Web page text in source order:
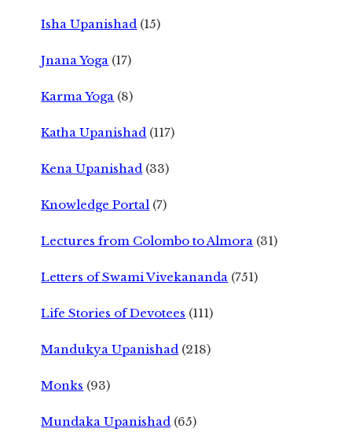
Isha Upanishad (15)
Jnana Yoga (17)
Karma Yoga (8)
Katha Upanishad (117)
Kena Upanishad (33)
Knowledge Portal (7)
Lectures from Colombo to Almora (31)
Letters of Swami Vivekananda (751)
Life Stories of Devotees (111)
Mandukya Upanishad (218)
Monks (93)
Mundaka Upanishad (65)